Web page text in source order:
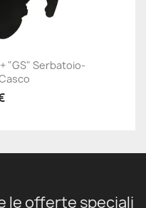
"GS" Serbatoio-
le offerte speciali